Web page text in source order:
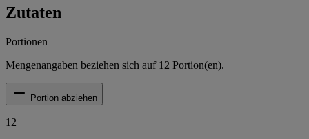
Zutaten
Portionen
Mengenangaben beziehen sich auf 12 Portion(en).
Portion abziehen
12